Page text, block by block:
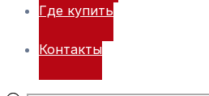
Где купить
Контакты